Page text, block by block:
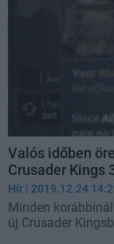
Valós időben
Crusader Kings
Hír | 2019.12.24
Minden
új Crusader